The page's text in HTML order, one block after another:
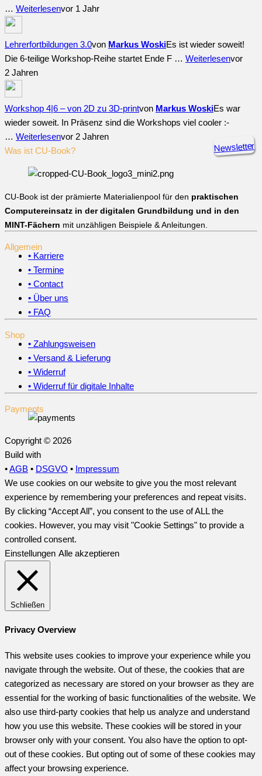
… Weiterlesenvor 1 Jahr
Lehrerfortbildungen 3.0von Markus WoskiEs ist wieder soweit!
Die 6-teilige Workshop-Reihe startet Ende F … Weiterlesenvor
2 Jahren
Workshop 4|6 – von 2D zu 3D-printvon Markus WoskiEs war
wieder soweit. In Präsenz sind die Workshops viel cooler :-
… Weiterlesenvor 2 Jahren
Newsletter
Was ist CU-Book?
CU-Book ist der prämierte Materialienpool für den praktischen
Computereinsatz in der digitalen Grundbildung und in den
MINT-Fächern mit unzähligen Beispiele & Anleitungen.
Allgemein
• Karriere
• Termine
• Contact
• Über uns
• FAQ
Shop
• Zahlungsweisen
• Versand & Lieferung
• Widerruf
• Widerruf für digitale Inhalte
Payments
Copyright © 2026
Build with
•AGB • DSGVO • Impressum
We use cookies on our website to give you the most relevant
experience by remembering your preferences and repeat visits.
By clicking “Accept All”, you consent to the use of ALL the
cookies. However, you may visit "Cookie Settings" to provide a
controlled consent.
Einstellungen Alle akzeptieren
Schließen
Privacy Overview
This website uses cookies to improve your experience while you
navigate through the website. Out of these, the cookies that are
categorized as necessary are stored on your browser as they are
essential for the working of basic functionalities of the website. We
also use third-party cookies that help us analyze and understand
how you use this website. These cookies will be stored in your
browser only with your consent. You also have the option to opt-
out of these cookies. But opting out of some of these cookies may
affect your browsing experience.